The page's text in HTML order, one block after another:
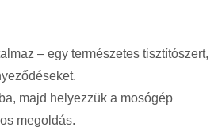
– egy természetes tisztítószert,
majd helyezzük a mosógép
megoldás.